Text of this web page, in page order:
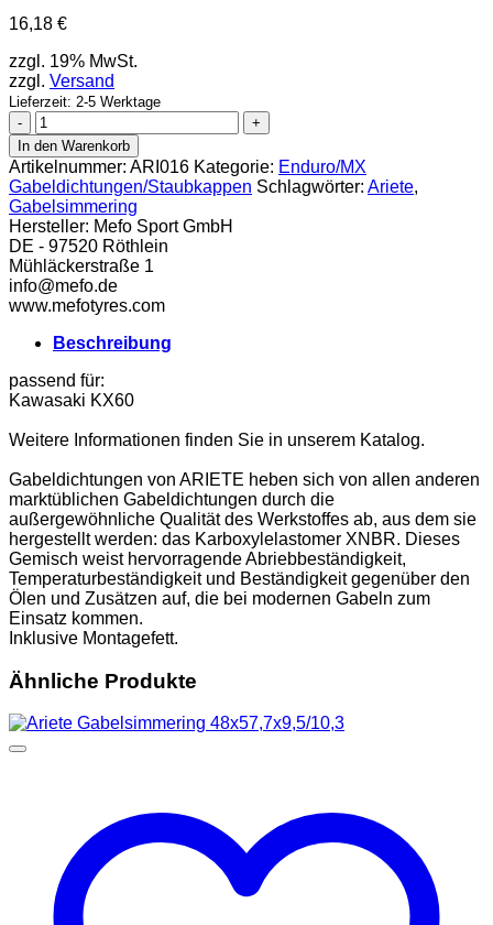
16,18 €
zzgl. 19% MwSt.
zzgl. Versand
Lieferzeit: 2-5 Werktage
Ariete
Gabelsimmering
30x42x10,5
Menge
In den Warenkorb
Artikelnummer: ARI016 Kategorie: Enduro/MX
Gabeldichtungen/Staubkappen Schlagwörter: Ariete,
Gabelsimmering
Hersteller: Mefo Sport GmbH
DE - 97520 Röthlein
Mühläckerstraße 1
info@mefo.de
www.mefotyres.com
Beschreibung
passend für:
Kawasaki KX60
Weitere Informationen finden Sie in unserem Katalog.
Gabeldichtungen von ARIETE heben sich von allen anderen
marktüblichen Gabeldichtungen durch die
außergewöhnliche Qualität des Werkstoffes ab, aus dem sie
hergestellt werden: das Karboxylelastomer XNBR. Dieses
Gemisch weist hervorragende Abriebbeständigkeit,
Temperaturbeständigkeit und Beständigkeit gegenüber den
Ölen und Zusätzen auf, die bei modernen Gabeln zum
Einsatz kommen.
Inklusive Montagefett.
Ähnliche Produkte